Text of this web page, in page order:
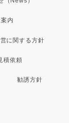
内
に関する方針
積依頼
勧誘方針